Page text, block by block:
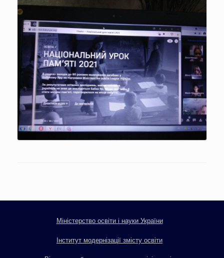
Міністерство освіти і науки України
Інститут модернізації змісту освіти